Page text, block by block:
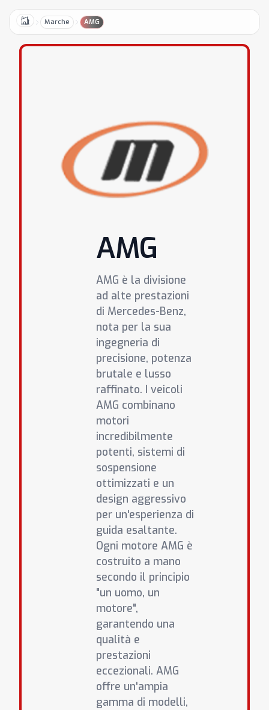
HomeMarche AMG
AMG
AMG è la divisione
ad alte prestazioni
di Mercedes-Benz,
nota per la sua
ingegneria di
precisione, potenza
brutale e lusso
raffinato. I veicoli
AMG combinano
motori
incredibilmente
potenti, sistemi di
sospensione
ottimizzati e un
design aggressivo
per un'esperienza di
guida esaltante.
Ogni motore AMG è
costruito a mano
secondo il principio
"un uomo, un
motore",
garantendo una
qualità e
prestazioni
eccezionali. AMG
offre un'ampia
gamma di modelli,